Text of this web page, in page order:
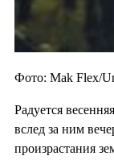
Фото: Mak Flex/
Радуется
вслед за ним
произрастания